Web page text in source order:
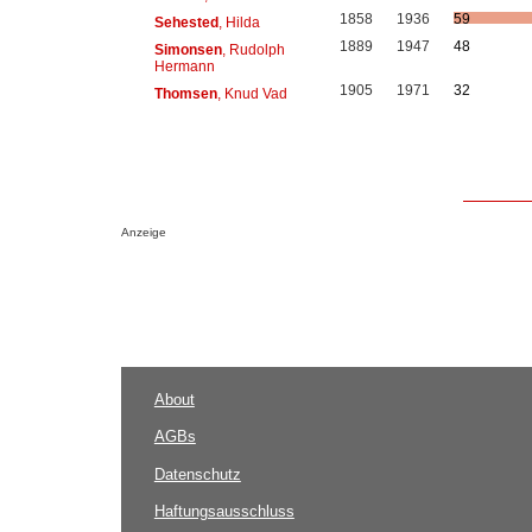
Sehested, Hilda 1858 1936
59
Simonsen, Rudolph
Hermann
1889 1947 48
Thomsen, Knud Vad 1905 1971 32
Anzeige
About
AGBs
Datenschutz
Haftungsausschluss